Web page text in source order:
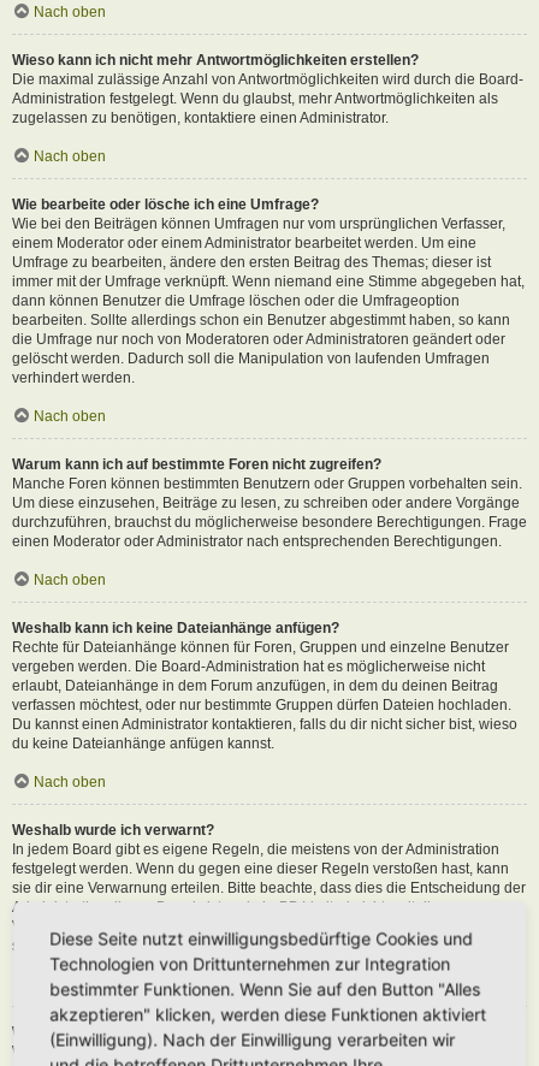
Nach oben
Wieso kann ich nicht mehr Antwortmöglichkeiten erstellen?
Die maximal zulässige Anzahl von Antwortmöglichkeiten wird durch die Board-
Administration festgelegt. Wenn du glaubst, mehr Antwortmöglichkeiten als
zugelassen zu benötigen, kontaktiere einen Administrator.
Nach oben
Wie bearbeite oder lösche ich eine Umfrage?
Wie bei den Beiträgen können Umfragen nur vom ursprünglichen Verfasser,
einem Moderator oder einem Administrator bearbeitet werden. Um eine
Umfrage zu bearbeiten, ändere den ersten Beitrag des Themas; dieser ist
immer mit der Umfrage verknüpft. Wenn niemand eine Stimme abgegeben hat,
dann können Benutzer die Umfrage löschen oder die Umfrageoption
bearbeiten. Sollte allerdings schon ein Benutzer abgestimmt haben, so kann
die Umfrage nur noch von Moderatoren oder Administratoren geändert oder
gelöscht werden. Dadurch soll die Manipulation von laufenden Umfragen
verhindert werden.
Nach oben
Warum kann ich auf bestimmte Foren nicht zugreifen?
Manche Foren können bestimmten Benutzern oder Gruppen vorbehalten sein.
Um diese einzusehen, Beiträge zu lesen, zu schreiben oder andere Vorgänge
durchzuführen, brauchst du möglicherweise besondere Berechtigungen. Frage
einen Moderator oder Administrator nach entsprechenden Berechtigungen.
Nach oben
Weshalb kann ich keine Dateianhänge anfügen?
Rechte für Dateianhänge können für Foren, Gruppen und einzelne Benutzer
vergeben werden. Die Board-Administration hat es möglicherweise nicht
erlaubt, Dateianhänge in dem Forum anzufügen, in dem du deinen Beitrag
verfassen möchtest, oder nur bestimmte Gruppen dürfen Dateien hochladen.
Du kannst einen Administrator kontaktieren, falls du dir nicht sicher bist, wieso
du keine Dateianhänge anfügen kannst.
Nach oben
Weshalb wurde ich verwarnt?
In jedem Board gibt es eigene Regeln, die meistens von der Administration
festgelegt werden. Wenn du gegen eine dieser Regeln verstoßen hast, kann
sie dir eine Verwarnung erteilen. Bitte beachte, dass dies die Entscheidung der
Administration dieses Boards ist und phpBB Limited nichts mit dieser
Verwarnung zu tun hat. Kontaktiere einen Administrator, sofern du die nicht
sicher bist, wieso du verwarnt wurdest.
Nach oben
Wie kann ich Beiträge den Moderatoren melden?
Wenn ein Administrator die entsprechenden Berechtigungen vergeben hat,
Diese Seite nutzt einwilligungsbedürftige Cookies und
Technologien von Drittunternehmen zur Integration
bestimmter Funktionen. Wenn Sie auf den Button "Alles
akzeptieren" klicken, werden diese Funktionen aktiviert
(Einwilligung). Nach der Einwilligung verarbeiten wir